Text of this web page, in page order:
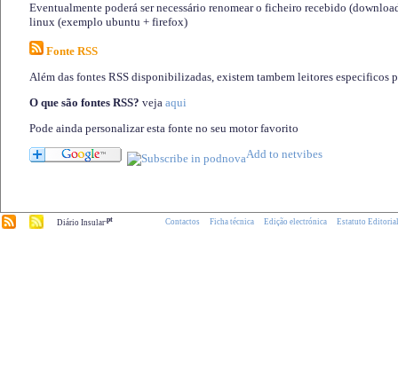
Eventualmente poderá ser necessário renomear o ficheiro recebido
linux (exemplo ubuntu + firefox)
Fonte RSS
Além das fontes RSS disponibilizadas, existem tambem leitores especificos
O que são fontes RSS? veja aqui
Pode ainda personalizar esta fonte no seu motor favorito
Diário Insular.pt Contactos Ficha técnica Edição electrónica Estatuto Editorial